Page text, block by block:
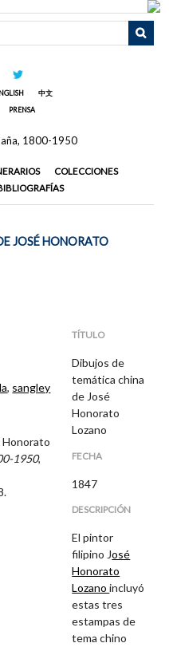
中文
PRENSA
COLECCIONES
JOSÉ HONORATO
, sangley
Honorato
1950,
.
TÍTULO
Dibujos de
temática china
de José
Honorato
Lozano
FECHA
1847
DESCRIPCIÓN
El pintor
filipino José
Honorato
Lozanoincluyó
estas tres
estampas de
tema chino